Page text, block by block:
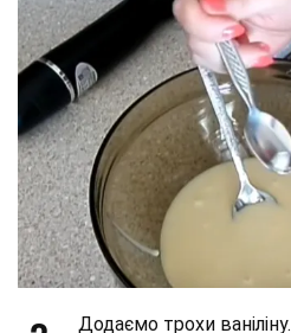
Додаємо трохи ваніліну.